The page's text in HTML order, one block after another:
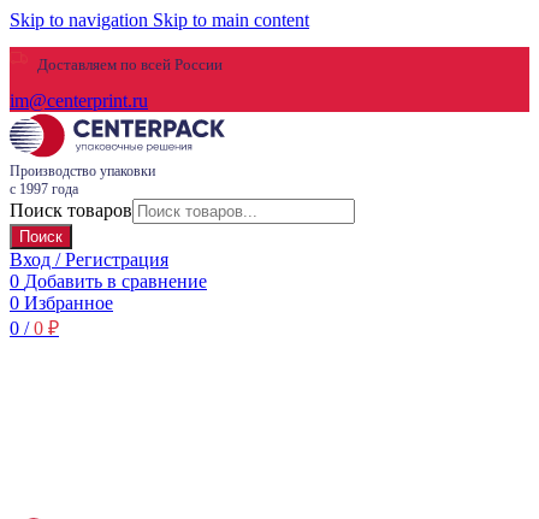
Skip to navigation Skip to main content
Доставляем по всей России
im@centerprint.ru
Производство упаковки
с 1997 года
Поиск товаров
Поиск
Вход / Регистрация
0 Добавить в сравнение
0 Избранное
0 / 0 ₽